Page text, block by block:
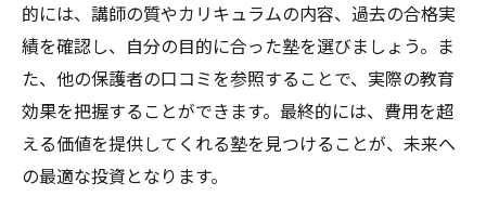
的には、講師の質やカリキュラムの内容、過去の合格実
績を確認し、自分の目的に合った塾を選びましょう。ま
た、他の保護者の口コミを参照することで、実際の教育
効果を把握することができます。最終的には、費用を超
える価値を提供してくれる塾を見つけることが、未来へ
の最適な投資となります。